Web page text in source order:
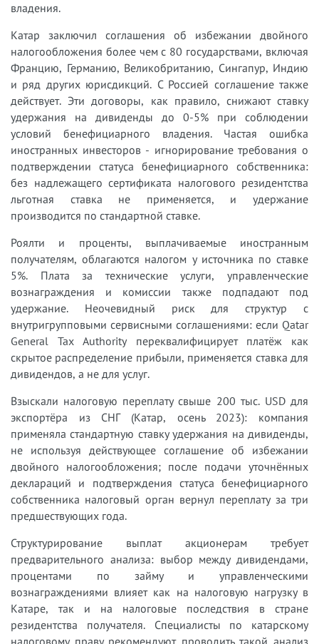
владения.
Катар заключил соглашения об избежании двойного
налогообложения более чем с 80 государствами, включая
Францию, Германию, Великобританию, Сингапур, Индию
и ряд других юрисдикций. С Россией соглашение также
действует. Эти договоры, как правило, снижают ставку
удержания на дивиденды до 0-5% при соблюдении
условий бенефициарного владения. Частая ошибка
иностранных инвесторов - игнорирование требования о
подтверждении статуса бенефициарного собственника:
без надлежащего сертификата налогового резидентства
льготная ставка не применяется, и удержание
производится по стандартной ставке.
Роялти и проценты, выплачиваемые иностранным
получателям, облагаются налогом у источника по ставке
5%. Плата за технические услуги, управленческие
вознаграждения и комиссии также подпадают под
удержание. Неочевидный риск для структур с
внутригрупповыми сервисными соглашениями: если Qatar
General Tax Authority переквалифицирует платёж как
скрытое распределение прибыли, применяется ставка для
дивидендов, а не для услуг.
Взыскали налоговую переплату свыше 200 тыс. USD для
экспортёра из СНГ (Катар, осень 2023): компания
применяла стандартную ставку удержания на дивиденды,
не используя действующее соглашение об избежании
двойного налогообложения; после подачи уточнённых
деклараций и подтверждения статуса бенефициарного
собственника налоговый орган вернул переплату за три
предшествующих года.
Структурирование выплат акционерам требует
предварительного анализа: выбор между дивидендами,
процентами по займу и управленческими
вознаграждениями влияет как на налоговую нагрузку в
Катаре, так и на налоговые последствия в стране
резидентства получателя. Специалисты по катарскому
налоговому праву рекомендуют проводить такой анализ